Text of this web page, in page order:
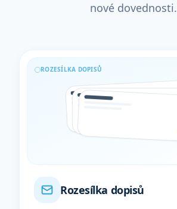
nové dovednosti.
ROZESÍLKA DOPISŮ
Rozesílka dopisů